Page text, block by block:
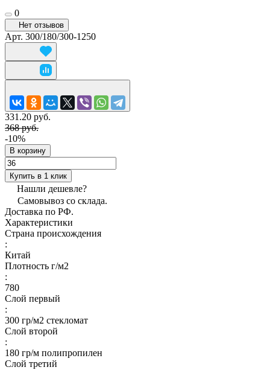
0
Нет отзывов
Арт. 300/180/300-1250
331.20 руб.
368 руб.
-10%
В корзину
Купить в 1 клик
Нашли дешевле?
Самовывоз со склада.
Доставка по РФ.
Характеристики
Страна происхождения
:
Китай
Плотность г/м2
:
780
Слой первый
:
300 гр/м2 стекломат
Слой второй
:
180 гр/м полипропилен
Слой третий